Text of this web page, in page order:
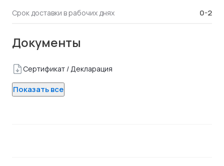
Срок доставки в рабочих днях 0-2
Документы
Сертификат / Декларация
Показать все